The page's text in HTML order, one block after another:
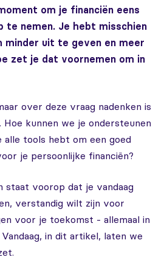
om je financiën eens
te nemen. Je hebt misschien
minder uit te geven en meer
zet je dat voornemen om in
over deze vraag nadenken is
Hoe kunnen we je ondersteunen
alle tools hebt om een goed
je persoonlijke financiën?
staat voorop dat je vandaag
verstandig wilt zijn voor
voor je toekomst - allemaal in
in dit artikel, laten we